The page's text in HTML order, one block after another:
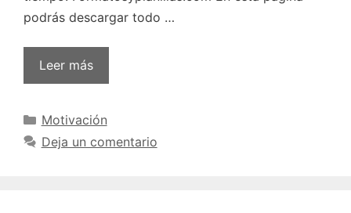
podrás descargar todo …
Leer más
Categorías
Motivación
Deja un comentario